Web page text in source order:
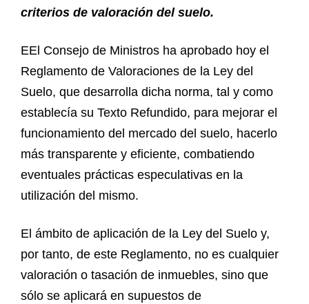
criterios de valoración del suelo.
EEl Consejo de Ministros ha aprobado hoy el
Reglamento de Valoraciones de la Ley del
Suelo, que desarrolla dicha norma, tal y como
establecía su Texto Refundido, para mejorar el
funcionamiento del mercado del suelo, hacerlo
más transparente y eficiente, combatiendo
eventuales prácticas especulativas en la
utilización del mismo.
El ámbito de aplicación de la Ley del Suelo y,
por tanto, de este Reglamento, no es cualquier
valoración o tasación de inmuebles, sino que
sólo se aplicará en supuestos de